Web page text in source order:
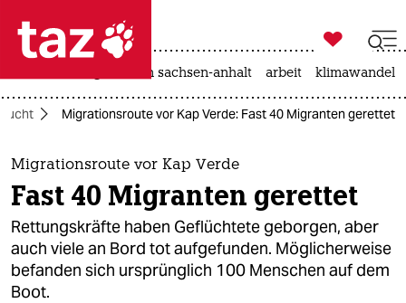
 taz zahl ich
taz zahl ich
themen
politik
öko
gesellschaft

taz zahl ich
landtagswahl in sachsen-anhalt arbeit klimawandel
Migrationsroute vor Kap Verde: Fast 40 Migranten gerettet
Migrationsroute vor Kap Verde
Fast 40 Migranten gerettet
Rettungskräfte haben Geflüchtete geborgen, aber
auch viele an Bord tot aufgefunden. Möglicherweise
befanden sich ursprünglich 100 Menschen auf dem
Boot.